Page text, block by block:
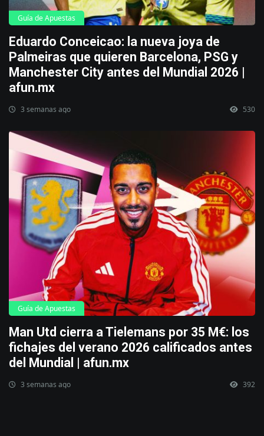
Guía de Apuestas
Eduardo Conceicao: la nueva joya de
Palmeiras que quieren Barcelona, PSG y
Manchester City antes del Mundial 2026 |
afun.mx
3 semanas ago 530
Guía de Apuestas
Man Utd cierra a Tielemans por 35 M€: los
fichajes del verano 2026 calificados antes
del Mundial | afun.mx
3 semanas ago 392